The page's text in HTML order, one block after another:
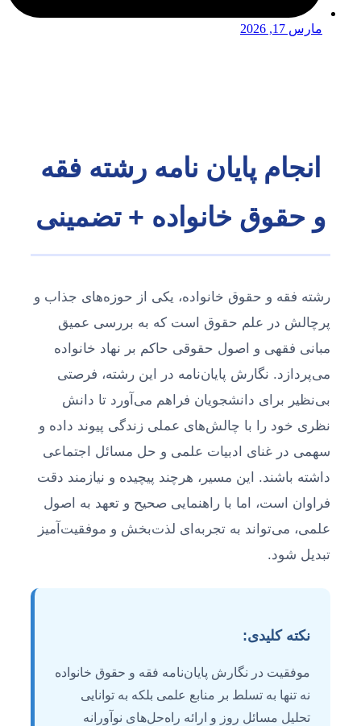
مارس 17, 2026
انجام پایان نامه رشته فقه
و حقوق خانواده + تضمینی
رشته فقه و حقوق خانواده، یکی از حوزه‌های جذاب و
پرچالش در علم حقوق است که به بررسی عمیق
مبانی فقهی و اصول حقوقی حاکم بر نهاد خانواده
می‌پردازد. نگارش پایان‌نامه در این رشته، فرصتی
بی‌نظیر برای دانشجویان فراهم می‌آورد تا دانش
نظری خود را با چالش‌های عملی زندگی پیوند داده و
سهمی در غنای ادبیات علمی و حل مسائل اجتماعی
داشته باشند. این مسیر، هرچند پیچیده و نیازمند دقت
فراوان است، اما با راهنمایی صحیح و تعهد به اصول
علمی، می‌تواند به تجربه‌ای لذت‌بخش و موفقیت‌آمیز
تبدیل شود.
نکته کلیدی:
موفقیت در نگارش پایان‌نامه فقه و حقوق خانواده
نه تنها به تسلط بر منابع علمی بلکه به توانایی
تحلیل مسائل روز و ارائه راه‌حل‌های نوآورانه